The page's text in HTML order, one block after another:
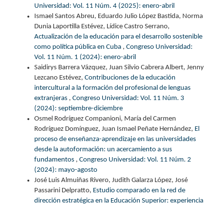
Universidad: Vol. 11 Núm. 4 (2025): enero-abril
Ismael Santos Abreu, Eduardo Julio López Bastida, Norma
Dunia Laportilla Estévez, Lídice Castro Serrano,
Actualización de la educación para el desarrollo sostenible
como política pública en Cuba , Congreso Universidad:
Vol. 11 Núm. 1 (2024): enero-abril
Saidirys Barrera Vázquez, Juan Silvio Cabrera Albert, Jenny
Lezcano Estévez, Contribuciones de la educación
intercultural a la formación del profesional de lenguas
extranjeras , Congreso Universidad: Vol. 11 Núm. 3
(2024): septiembre-diciembre
Osmel Rodríguez Companioni, María del Carmen
Rodríguez Domínguez, Juan Ismael Peñate Hernández, El
proceso de enseñanza-aprendizaje en las universidades
desde la autoformación: un acercamiento a sus
fundamentos , Congreso Universidad: Vol. 11 Núm. 2
(2024): mayo-agosto
José Luis Almuiñas Rivero, Judith Galarza López, José
Passarini Delpratto, Estudio comparado en la red de
dirección estratégica en la Educación Superior: experiencia